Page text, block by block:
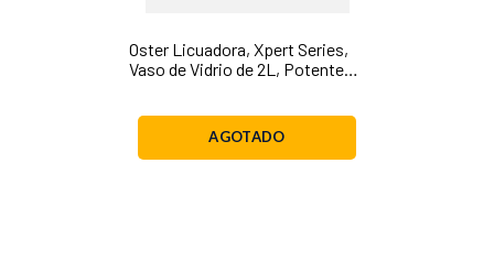
Oster Licuadora, Xpert Series,
Vaso de Vidrio de 2L, Potente
Portátil, Plateado, BLST3A-CPG
AGOTADO